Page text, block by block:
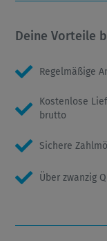
Deine Vorteile
Regelmäßige
Kostenlose
brutto
Sichere
Über zwanzig